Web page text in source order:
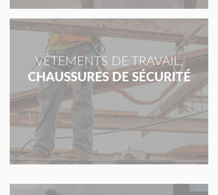
VÊTEMENTS DE TRAVAIL,
CHAUSSURES DE SÉCURITÉ